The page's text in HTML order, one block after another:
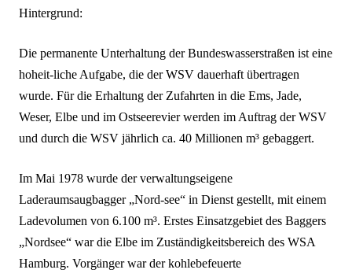
Hintergrund:
Die permanente Unterhaltung der Bundeswasserstraßen ist eine
hoheit-liche Aufgabe, die der WSV dauerhaft übertragen
wurde. Für die Erhaltung der Zufahrten in die Ems, Jade,
Weser, Elbe und im Ostseerevier werden im Auftrag der WSV
und durch die WSV jährlich ca. 40 Millionen m³ gebaggert.
Im Mai 1978 wurde der verwaltungseigene
Laderaumsaugbagger „Nord-see“ in Dienst gestellt, mit einem
Ladevolumen von 6.100 m³. Erstes Einsatzgebiet des Baggers
„Nordsee“ war die Elbe im Zuständigkeitsbereich des WSA
Hamburg. Vorgänger war der kohlebefeuerte